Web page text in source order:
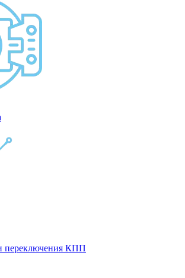
переключения КПП